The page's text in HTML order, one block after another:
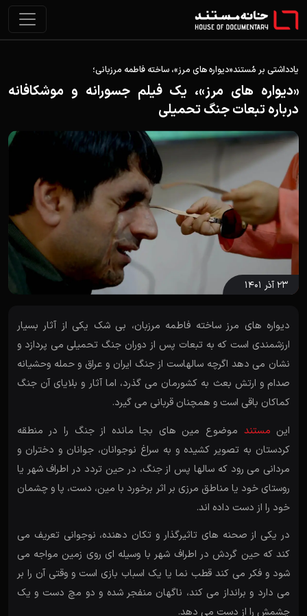
یادداشتی بر مُستند«دیواره های مرز»، ساخته فاطمه مرزبانی؛
«دیواره های مرز»، یک فیلم جسورانه و موشکافانه
درباره تبعات جنگ تحمیلی
۲۳ آذر ۱۴۰۱
دیواره های مرز ساخته فاطمه مرزبان، بی شک یکی از آثار بسیار
ارزشمندی است که به تبعات پس از دوران جنگ تحمیلی می پردازد و
نشان می دهد اگرچه سالهاست از جنگ ایران و عراق و حمله وحشیانه
صدام و ارتش بعث به کشورمان می گذرد، اما آثار و بلایای آن جنگ
کماکان باقی است و همچنان قربانی می گیرد.
این مستند موضوع مین های بجا مانده از جنگ را در منطقه
کردستان به تصویر کشیده و به سراغ نوجوانان، جوانان و دختران و
مردانی می رود که سالها پس از جنگ، در حین تردد در اطراف شهر یا
روستای خود یا مناطق مرزی بر اثر برخورد با مین، دست، پا و چشمان
خود را از دست داده اند.
در یکی از صحنه های تاثیرگذار و تکان دهنده، نوجوانی تعریف می
کند که حین گردش در اطراف شهر با وسیله ای روی زمین مواجه می
شود و فکر می کند قطب نما یا یک اسباب بازی است و وقتی آن را بر
می دارد و برانداز می کند، ناگهان منفجر شده و دو مچ دست و یک
چشمش را از دست می دهد.